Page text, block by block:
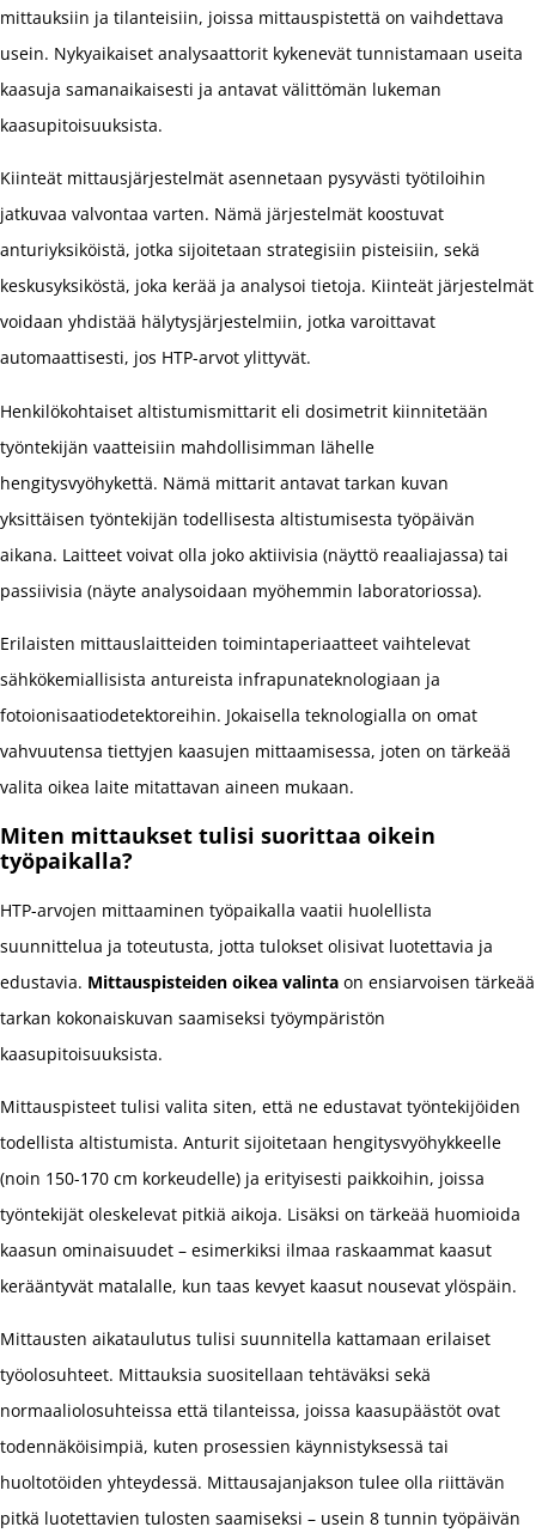
mittauksiin ja tilanteisiin, joissa mittauspistettä on vaihdettava
usein. Nykyaikaiset analysaattorit kykenevät tunnistamaan useita
kaasuja samanaikaisesti ja antavat välittömän lukeman
kaasupitoisuuksista.
Kiinteät mittausjärjestelmät asennetaan pysyvästi työtiloihin
jatkuvaa valvontaa varten. Nämä järjestelmät koostuvat
anturiyksiköistä, jotka sijoitetaan strategisiin pisteisiin, sekä
keskusyksiköstä, joka kerää ja analysoi tietoja. Kiinteät järjestelmät
voidaan yhdistää hälytysjärjestelmiin, jotka varoittavat
automaattisesti, jos HTP-arvot ylittyvät.
Henkilökohtaiset altistumismittarit eli dosimetrit kiinnitetään
työntekijän vaatteisiin mahdollisimman lähelle
hengitysvyöhykettä. Nämä mittarit antavat tarkan kuvan
yksittäisen työntekijän todellisesta altistumisesta työpäivän
aikana. Laitteet voivat olla joko aktiivisia (näyttö reaaliajassa) tai
passiivisia (näyte analysoidaan myöhemmin laboratoriossa).
Erilaisten mittauslaitteiden toimintaperiaatteet vaihtelevat
sähkökemiallisista antureista infrapunateknologiaan ja
fotoionisaatiodetektoreihin. Jokaisella teknologialla on omat
vahvuutensa tiettyjen kaasujen mittaamisessa, joten on tärkeää
valita oikea laite mitattavan aineen mukaan.
Miten mittaukset tulisi suorittaa oikein
työpaikalla?
HTP-arvojen mittaaminen työpaikalla vaatii huolellista
suunnittelua ja toteutusta, jotta tulokset olisivat luotettavia ja
edustavia. Mittauspisteiden oikea valinta on ensiarvoisen tärkeää
tarkan kokonaiskuvan saamiseksi työympäristön
kaasupitoisuuksista.
Mittauspisteet tulisi valita siten, että ne edustavat työntekijöiden
todellista altistumista. Anturit sijoitetaan hengitysvyöhykkeelle
(noin 150-170 cm korkeudelle) ja erityisesti paikkoihin, joissa
työntekijät oleskelevat pitkiä aikoja. Lisäksi on tärkeää huomioida
kaasun ominaisuudet – esimerkiksi ilmaa raskaammat kaasut
kerääntyvät matalalle, kun taas kevyet kaasut nousevat ylöspäin.
Mittausten aikataulutus tulisi suunnitella kattamaan erilaiset
työolosuhteet. Mittauksia suositellaan tehtäväksi sekä
normaaliolosuhteissa että tilanteissa, joissa kaasupäästöt ovat
todennäköisimpiä, kuten prosessien käynnistyksessä tai
huoltotöiden yhteydessä. Mittausajanjakson tulee olla riittävän
pitkä luotettavien tulosten saamiseksi – usein 8 tunnin työpäivän